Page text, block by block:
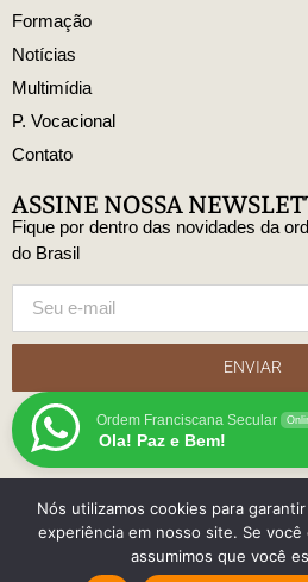
Formação
Notícias
Multimídia
P. Vocacional
Contato
ASSINE NOSSA
Fique por dentro das novidades da
do Brasil
ENVIAR
Ordem Franciscana Secular
Ola! Paz e Bem!
© Copyright Ordem Franciscana
Nós utilizamos cookies para
experiência em nosso site. Se
assumimos que você